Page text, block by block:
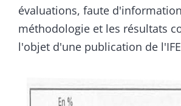
évaluations, faute
méthodologie et les résultats
l'objet d'une publication de